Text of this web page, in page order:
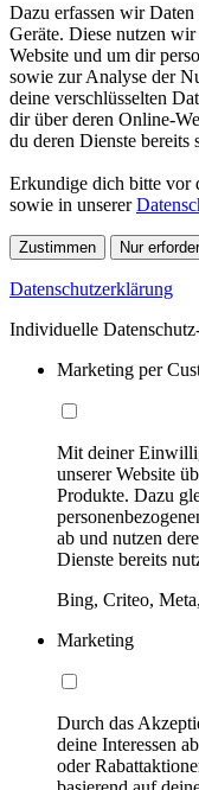
Dazu erfassen wir
Geräte. Diese nutzen
Website und um dir
sowie zur Analyse der
deine verschlüsselten
dir über deren Online-
du deren Dienste bereits
Erkundige dich bitte vor
sowie in unserer
Zustimmen Nur
Datenschutzerklärung
Individuelle
Marketing per
Mit deiner
unserer Website
Produkte. Dazu
ab und nutzen
Dienste bereits
Bing, Criteo,
Marketing
Durch das
deine Interessen
oder